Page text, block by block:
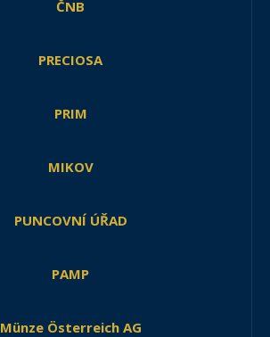
ČNB
PRECIOSA
PRIM
MIKOV
PUNCOVNÍ ÚŘAD
PAMP
Münze Österreich AG